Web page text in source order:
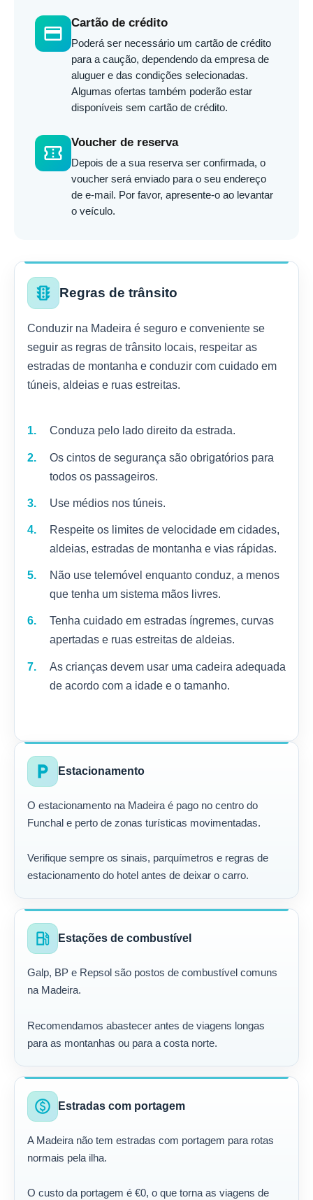
credit_card
Cartão de crédito
Poderá ser necessário um cartão de crédito
para a caução, dependendo da empresa de
aluguer e das condições selecionadas.
Algumas ofertas também poderão estar
disponíveis sem cartão de crédito.
confirmation_number
Voucher de reserva
Depois de a sua reserva ser confirmada, o
voucher será enviado para o seu endereço
de e-mail. Por favor, apresente-o ao levantar
o veículo.
traffic Regras de trânsito
Conduzir na Madeira é seguro e conveniente se
seguir as regras de trânsito locais, respeitar as
estradas de montanha e conduzir com cuidado em
túneis, aldeias e ruas estreitas.
Conduza pelo lado direito da estrada.
Os cintos de segurança são obrigatórios para
todos os passageiros.
Use médios nos túneis.
Respeite os limites de velocidade em cidades,
aldeias, estradas de montanha e vias rápidas.
Não use telemóvel enquanto conduz, a menos
que tenha um sistema mãos livres.
Tenha cuidado em estradas íngremes, curvas
apertadas e ruas estreitas de aldeias.
As crianças devem usar uma cadeira adequada
de acordo com a idade e o tamanho.
local_parking Estacionamento
O estacionamento na Madeira é pago no centro do
Funchal e perto de zonas turísticas movimentadas.
Verifique sempre os sinais, parquímetros e regras de
estacionamento do hotel antes de deixar o carro.
local_gas_station Estações de combustível
Galp, BP e Repsol são postos de combustível comuns
na Madeira.
Recomendamos abastecer antes de viagens longas
para as montanhas ou para a costa norte.
paid Estradas com portagem
A Madeira não tem estradas com portagem para rotas
normais pela ilha.
O custo da portagem é €0, o que torna as viagens de